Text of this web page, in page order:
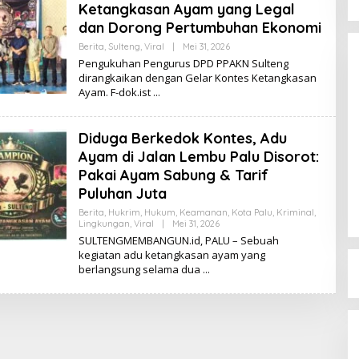
Ketangkasan Ayam yang Legal
dan Dorong Pertumbuhan Ekonomi
Berita, Sulteng, Viral Mei 31, 2026O
L
E
H
K
Pengukuhan Pengurus DPD PPAKN Sulteng
dirangkaikan dengan Gelar Kontes Ketangkasan
Ayam. F-dok.ist
Diduga Berkedok Kontes, Adu
Ayam di Jalan Lembu Palu Disorot:
Pakai Ayam Sabung & Tarif
Puluhan Juta
Berita, Hukrim, Hukum, Keamanan, Kota Palu, Kriminal,
Lingkungan, Viral Mei 31, 2026O
L
E
H
K
SULTENGMEMBANGUN.id, PALU – Sebuah
kegiatan adu ketangkasan ayam yang
berlangsung selama dua
Dinamika Memanas, Enam
Pengurus Inti DPW NasDem
Sulteng Ajukan Mundur, Sekretaris:
Baru Empat yang Tegas
Menyatakan
Di Berita, Politik, Sulteng, Viral